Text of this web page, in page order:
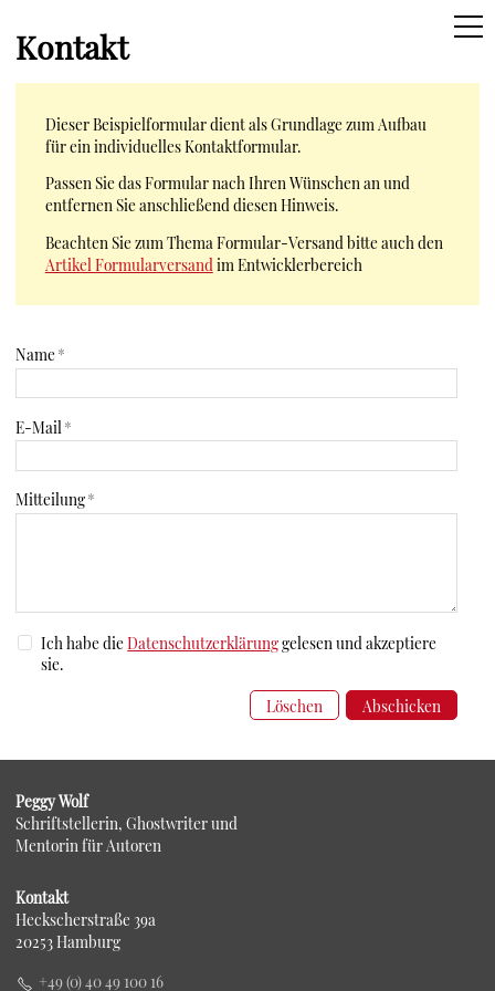
HOME
BÜCHER
GEGENLESEN
GHOSTWRITING
SCHREIBTRAINING
KONTAKT
[F]
Kontakt
Dieser Beispielformular dient als Grundlage zum Aufbau
für ein individuelles Kontaktformular.
Passen Sie das Formular nach Ihren Wünschen an und
entfernen Sie anschließend diesen Hinweis.
Beachten Sie zum Thema Formular-Versand bitte auch den
Artikel Formularversand im Entwicklerbereich
Name*
E-Mail *
Mitteilung*
Ich habe dieDatenschutzerklärunggelesen und akzeptiere
sie.
Löschen Abschicken
Peggy Wolf
Schriftstellerin, Ghostwriter und
Mentorin für Autoren
Kontakt
Heckscherstraße 39a
20253 Hamburg
+49 (0) 40 49 100 16